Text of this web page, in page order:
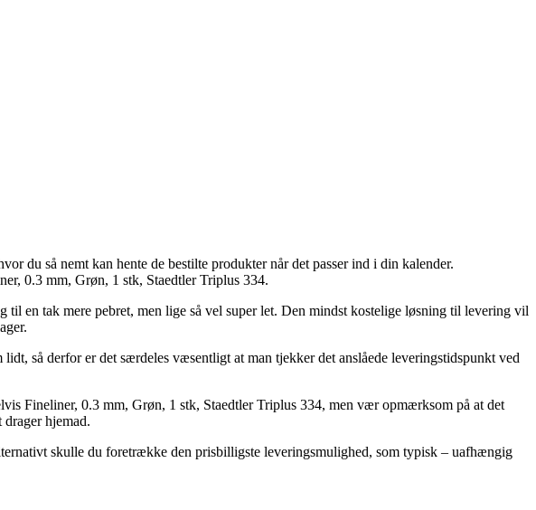
du så nemt kan hente de bestilte produkter når det passer ind i din kalender.
0.3 mm, Grøn, 1 stk, Staedtler Triplus 334.
en tak mere pebret, men lige så vel super let. Den mindst kostelige løsning til levering vil
så derfor er det særdeles væsentligt at man tjekker det anslåede leveringstidspunkt ved
Fineliner, 0.3 mm, Grøn, 1 stk, Staedtler Triplus 334, men vær opmærksom på at det
drager hjemad.
skulle du foretrække den prisbilligste leveringsmulighed, som typisk – uafhængig